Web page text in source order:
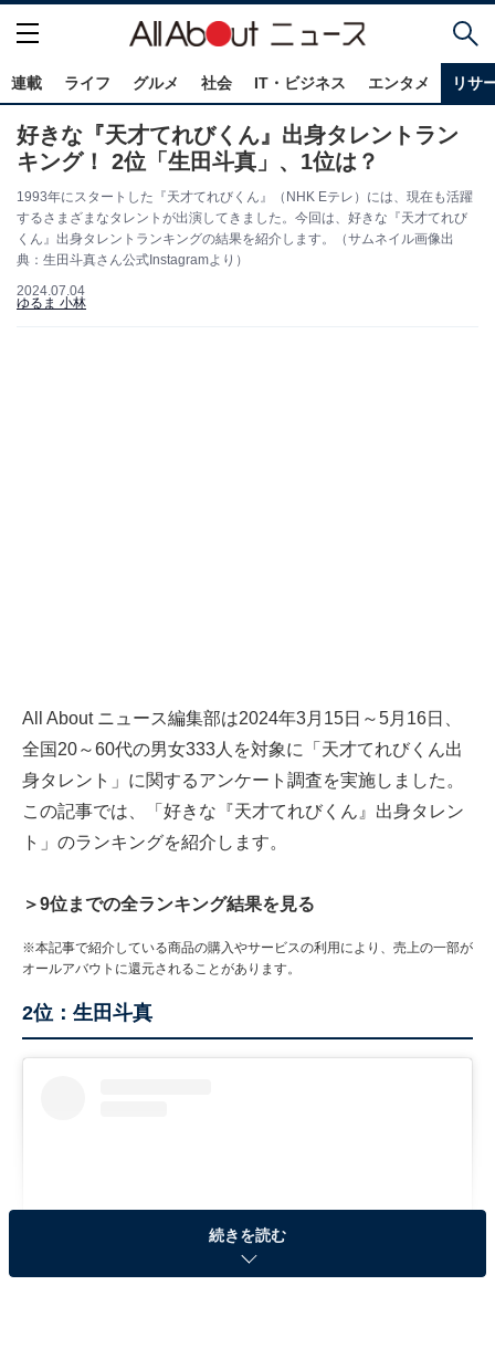
連載 ライフ グルメ 社会 IT・ビジネス エンタメ リサ
好きな『天才てれびくん』出身タレントラン
キング！ 2位「生田斗真」、1位は？
1993年にスタートした『天才てれびくん』（NHK Eテレ）には、現在も活躍
するさまざまなタレントが出演してきました。今回は、好きな『天才てれび
くん』出身タレントランキングの結果を紹介します。（サムネイル画像出
典：生田斗真さん公式Instagramより）
2024.07.04
ゆるま 小林
All About ニュース編集部は2024年3月15日～5月16日、
全国20～60代の男女333人を対象に「天才てれびくん出
身タレント」に関するアンケート調査を実施しました。
この記事では、「好きな『天才てれびくん』出身タレン
ト」のランキングを紹介します。
＞9位までの全ランキング結果を見る
※本記事で紹介している商品の購入やサービスの利用により、売上の一部が
オールアバウトに還元されることがあります。
2位：生田斗真
続きを読む